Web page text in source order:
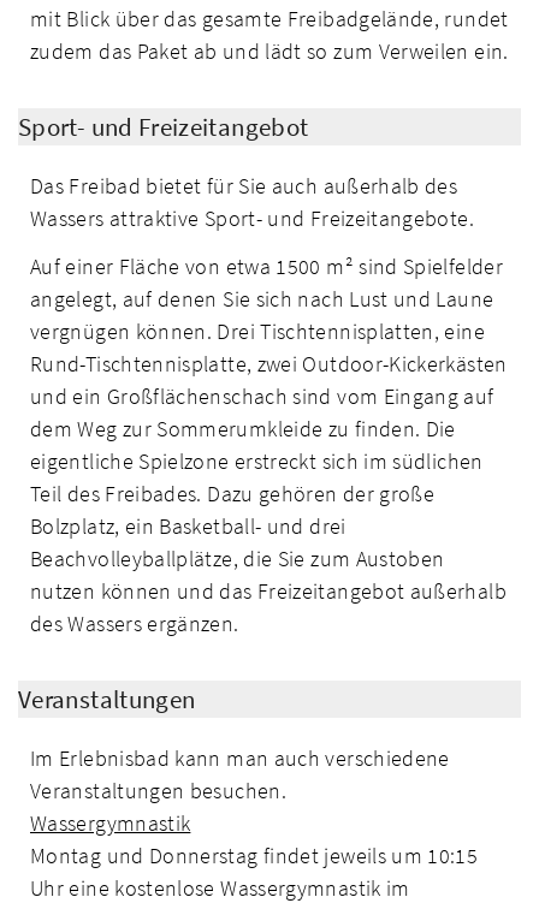
mit Blick über das gesamte Freibadgelände, rundet
zudem das Paket ab und lädt so zum Verweilen ein.
Sport- und Freizeitangebot
Das Freibad bietet für Sie auch außerhalb des
Wassers attraktive Sport- und Freizeitangebote.
Auf einer Fläche von etwa 1500 m² sind Spielfelder
angelegt, auf denen Sie sich nach Lust und Laune
vergnügen können. Drei Tischtennisplatten, eine
Rund-Tischtennisplatte, zwei Outdoor-Kickerkästen
und ein Großflächenschach sind vom Eingang auf
dem Weg zur Sommerumkleide zu finden. Die
eigentliche Spielzone erstreckt sich im südlichen
Teil des Freibades. Dazu gehören der große
Bolzplatz, ein Basketball- und drei
Beachvolleyballplätze, die Sie zum Austoben
nutzen können und das Freizeitangebot außerhalb
des Wassers ergänzen.
Veranstaltungen
Im Erlebnisbad kann man auch verschiedene
Veranstaltungen besuchen.
Wassergymnastik
Montag und Donnerstag findet jeweils um 10:15
Uhr eine kostenlose Wassergymnastik im